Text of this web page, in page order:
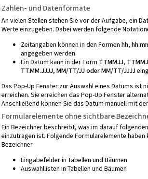
Zahlen- und Datenformate
An vielen Stellen stehen Sie vor der Aufgabe, ein
Werte einzugeben. Dabei werden folgende
Zeitangaben können in den Formen hh,
angegeben werden.
Ein Datum kann in der Form TTMMJJ,
TT.MM.JJJJ, MM/TT/JJ oder MM/TT/JJJJ
Das Pop-Up Fenster zur Auswahl eines Datums ist
erreichen. Sie erreichen das Pop-Up Fenster
Anschließend können Sie das Datum manuell mit
Formularelemente ohne sichtbare
Ein Bezeichner beschreibt, was im darauf
einzutragen ist. Folgende Formularelemente haben
Bezeichner.
Eingabefelder in Tabellen und Bäumen
Auswahllisten in Tabellen und Bäumen